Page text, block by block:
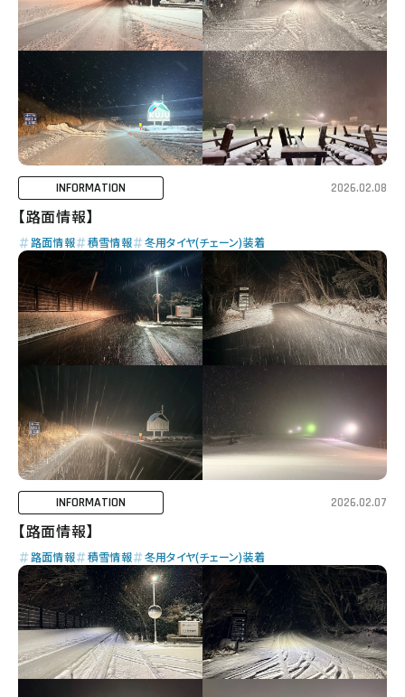
INFORMATION 2026.02.08
【路面情報】
路面情報 積雪情報 冬用タイヤ(チェーン)装着
INFORMATION 2026.02.07
【路面情報】
路面情報 積雪情報 冬用タイヤ(チェーン)装着